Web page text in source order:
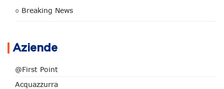
○ Breaking News
Aziende
@First Point
Acquazzurra